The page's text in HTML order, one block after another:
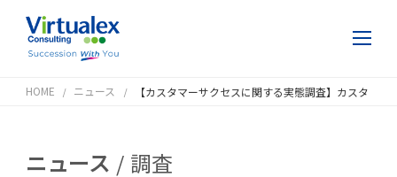
HOME ニュース 【カスタマーサクセスに関する実態調査】カスタマーサクセス取り組みの必要性は"時代の流れ"、 とりあえず着手が成功のカギ？
ニュース 調査